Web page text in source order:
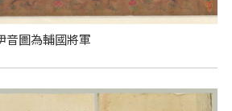
音圖為輔國將軍